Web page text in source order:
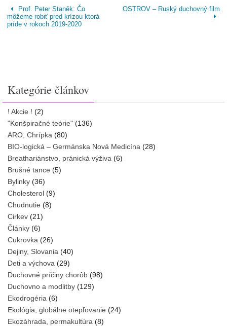
Prof. Peter Staněk: Čo
môžeme robiť pred krízou ktorá
príde v rokoch 2019-2020
OSTROV – Ruský duchovný film
Kategórie článkov
! Akcie ! (2)
"Konšpiračné teórie" (136)
ARO, Chrípka (80)
BIO-logická – Germánska Nová Medicína (28)
Breathariánstvo, pránická výživa (6)
Brušné tance (5)
Bylinky (36)
Cholesterol (9)
Chudnutie (8)
Cirkev (21)
Články (6)
Cukrovka (26)
Dejiny, Slovania (40)
Deti a výchova (29)
Duchovné príčiny chorôb (98)
Duchovno a modlitby (129)
Ekodrogéria (6)
Ekológia, globálne otepľovanie (24)
Ekozáhrada, permakultúra (8)